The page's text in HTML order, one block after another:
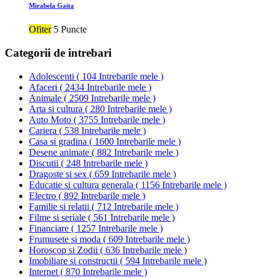
Mirabela Gaita
Ofiter 5 Puncte
Categorii de intrebari
Adolescenti ( 104 Intrebarile mele )
Afaceri ( 2434 Intrebarile mele )
Animale ( 2509 Intrebarile mele )
Arta si cultura ( 280 Intrebarile mele )
Auto Moto ( 3755 Intrebarile mele )
Cariera ( 538 Intrebarile mele )
Casa si gradina ( 1600 Intrebarile mele )
Desene animate ( 882 Intrebarile mele )
Discutii ( 248 Intrebarile mele )
Dragoste si sex ( 659 Intrebarile mele )
Educatie si cultura generala ( 1156 Intrebarile mele )
Electro ( 892 Intrebarile mele )
Familie si relatii ( 712 Intrebarile mele )
Filme si seriale ( 561 Intrebarile mele )
Financiare ( 1257 Intrebarile mele )
Frumusete si moda ( 609 Intrebarile mele )
Horoscop si Zodii ( 636 Intrebarile mele )
Imobiliare si constructii ( 594 Intrebarile mele )
Internet ( 870 Intrebarile mele )